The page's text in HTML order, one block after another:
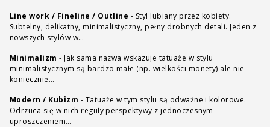
Line work / Fineline / Outline - Styl lubiany przez kobiety.
Subtelny, delikatny, minimalistyczny, pełny drobnych detali. Jeden z
nowszych stylów w…
Minimalizm - Jak sama nazwa wskazuje tatuaże w stylu
minimalistycznym są bardzo małe (np. wielkości monety) ale nie
koniecznie…
Modern / Kubizm - Tatuaże w tym stylu są odważne i kolorowe.
Odrzuca się w nich reguły perspektywy z jednoczesnym
uproszczeniem…